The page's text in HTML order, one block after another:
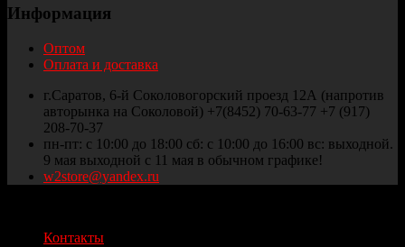
Информация
Оптом
Оплата и доставка
г.Саратов, 6-й Соколовогорский проезд 12А (напротив
авторынка на Соколовой) +7(8452) 70-63-77 +7 (917)
208-70-37
пн-пт: с 10:00 до 18:00 сб: с 10:00 до 16:00 вс: выходной.
9 мая выходной с 11 мая в обычном графике!
w2store@yandex.ru
Контакты